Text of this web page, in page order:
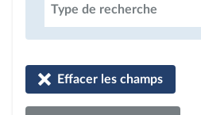
Type de recherche
Effacer les champs